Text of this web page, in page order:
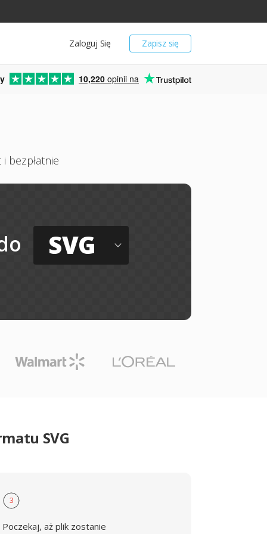
Zapisz się
Zaloguj Się
10,220 opinii na
bezpłatnie
SVG
SVG
3
Poczekaj, aż plik zostanie